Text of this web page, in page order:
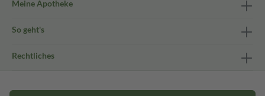
Meine Apotheke
So geht's
Rechtliches